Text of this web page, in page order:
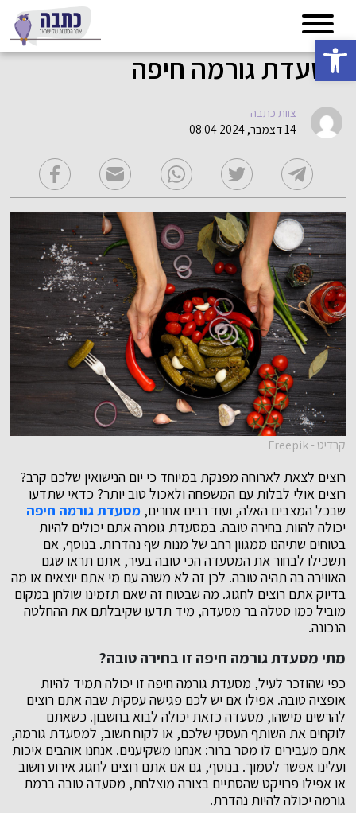
פתח סרגל נגישות
מסעדת גורמה חיפה
צוות כתבה
14 דצמבר, 2024 08:04
קרדיט - Freepik
רוצים לצאת לארוחה מפנקת במיוחד כי יום הנישואין שלכם קרב?
רוצים אולי לבלות עם המשפחה ולאכול טוב יותר? כדאי שתדעו
שבכל המצבים האלה, ועוד רבים אחרים, מסעדת גורמה חיפה
יכולה להוות בחירה טובה. במסעדת גומרה אתם יכולים להיות
בטוחים שתיהנו ממגוון רחב של מנות שף נהדרות. בנוסף, אם
תשכילו לבחור את המסעדה הכי טובה בעיר, אתם תראו שגם
האווירה בה תהיה טובה. לכן זה לא משנה עם מי אתם יוצאים או מה
בדיוק אתם רוצים לחגוג. מה שבטוח זה שאם תזמינו שולחן במקום
מוביל כמו סטלה בר מסעדה, מיד תדעו שקיבלתם את ההחלטה
הנכונה.
מתי מסעדת גורמה חיפה זו בחירה טובה?
כפי שהוזכר לעיל, מסעדת גורמה חיפה זו יכולה תמיד להיות
אופציה טובה. אפילו אם יש לכם פגישה עסקית שבה אתם רוצים
להרשים מישהו, מסעדה כזאת יכולה לבוא בחשבון. כשאתם
לוקחים את השותף העסקי שלכם, או לקוח חשוב, למסעדת גורמה,
אתם מעבירים לו מסר ברור: אנחנו משקיענים. אנחנו אוהבים איכות
ועלינו אפשר לסמוך. בנוסף, גם אם אתם רוצים לחגוג אירוע חשוב
או אפילו פרויקט שהסתיים בצורה מוצלחת, מסעדה טובה ברמת
גורמה יכולה להיות נהדרת.